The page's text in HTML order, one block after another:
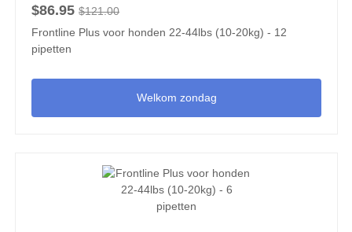
$86.95 $121.00
Frontline Plus voor honden 22-44lbs (10-20kg) - 12
pipetten
Welkom zondag